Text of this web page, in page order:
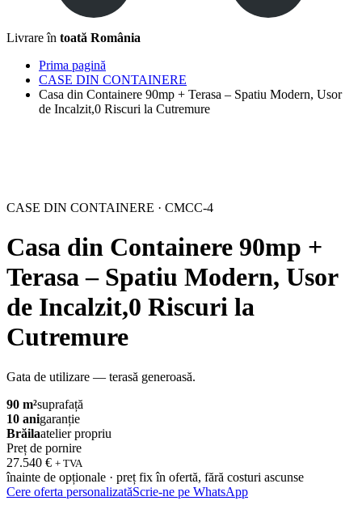
Livrare în toată România
Prima pagină
CASE DIN CONTAINERE
Casa din Containere 90mp + Terasa – Spatiu Modern, Usor
de Incalzit,0 Riscuri la Cutremure
CASE DIN CONTAINERE · CMCC-4
Casa din Containere 90mp +
Terasa – Spatiu Modern, Usor
de Incalzit,0 Riscuri la
Cutremure
Gata de utilizare — terasă generoasă.
90 m²suprafață
10 anigaranție
Brăilaatelier propriu
Preț de pornire
27.540 € + TVA
înainte de opționale · preț fix în ofertă, fără costuri ascunse
Cere oferta personalizatăScrie-ne pe WhatsApp